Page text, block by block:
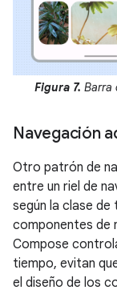
Figura 7. Barra
Navegación
Otro patrón de
entre un riel de
según la clase
componentes de
Compose
tiempo, evitan
el diseño de los